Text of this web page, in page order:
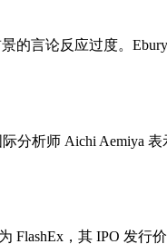
的言论反应过度。
析师 Aichi Aemiya
，其 IPO 发行